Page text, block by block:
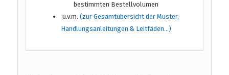
bestimmten Bestellvolumen
u.v.m.(zur Gesamtübersicht der Muster,
Handlungsanleitungen & Leitfäden…)